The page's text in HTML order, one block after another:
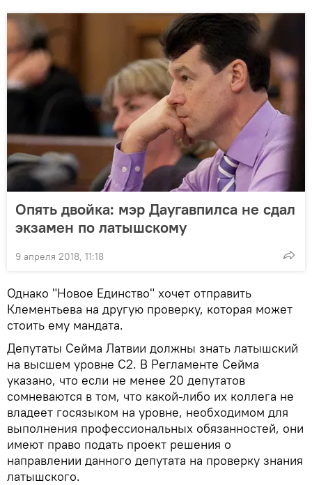
Опять двойка: мэр Даугавпилса не сдал
экзамен по латышскому
9 апреля 2018, 11:18
Однако "Новое Единство" хочет отправить
Клементьева на другую проверку, которая может
стоить ему мандата.
Депутаты Сейма Латвии должны знать латышский
на высшем уровне С2. В Регламенте Сейма
указано, что если не менее 20 депутатов
сомневаются в том, что какой-либо их коллега не
владеет госязыком на уровне, необходимом для
выполнения профессиональных обязанностей, они
имеют право подать проект решения о
направлении данного депутата на проверку знания
латышского.